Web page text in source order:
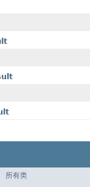
所有类